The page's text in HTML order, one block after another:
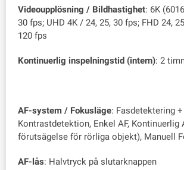
Videoupplösning / Bildhastighet: 6K
30 fps; UHD 4K / 24, 25, 30 fps; FHD 24,
120 fps
Kontinuerlig inspelningstid (intern): 2
AF-system / Fokusläge: Fasdetektering +
Kontrastdetektion, Enkel AF, Kontinuerlig
förutsägelse för rörliga objekt), Manuell
AF-lås: Halvtryck på slutarknappen